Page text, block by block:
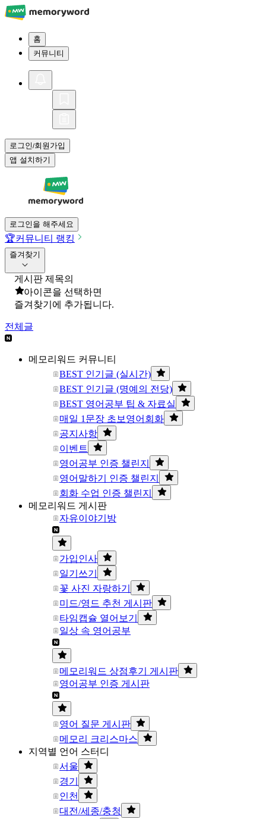
홈
커뮤니티
로그인/회원가입
앱 설치하기
로그인을 해주세요
🏆커뮤니티 랭킹
즐겨찾기
게시판 제목의
아이콘을 선택하면
즐겨찾기에 추가됩니다.
전체글
메모리워드 커뮤니티
BEST 인기글 (실시간)
BEST 인기글 (명예의 전당)
BEST 영어공부 팁 & 자료실
매일 1문장 초보영어회화
공지사항
이벤트
영어공부 인증 챌린지
영어말하기 인증 챌린지
회화 수업 인증 챌린지
메모리워드 게시판
자유이야기방
가입인사
일기쓰기
꽃 사진 자랑하기
미드/영드 추천 게시판
타임캡슐 열어보기
일상 속 영어공부
메모리워드 상점후기 게시판
영어공부 인증 게시판
영어 질문 게시판
메모리 크리스마스
지역별 언어 스터디
서울
경기
인천
대전/세종/충청